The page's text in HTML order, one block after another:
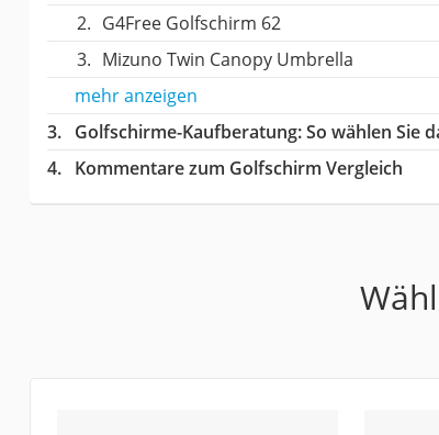
G4Free Golfschirm 62
Mizuno Twin Canopy Umbrella
mehr anzeigen
Golfschirme-Kaufberatung: So wählen Sie
Kommentare zum Golfschirm Vergleich